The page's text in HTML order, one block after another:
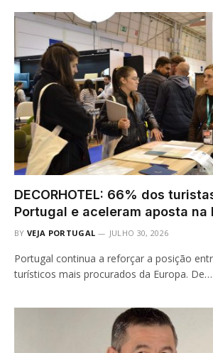
DECORHOTEL: 66% dos
Portugal e aceleram aposta na
BY VEJA PORTUGAL JULHO 30, 2026
Portugal continua a reforçar a posição
turísticos mais procurados da Europa. De…